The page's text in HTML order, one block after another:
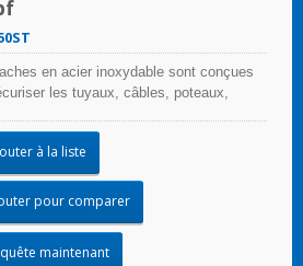
en acier inoxydable sont conçues
les tuyaux, câbles, poteaux,
difficiles peuvent nuire à
de regroupement. Utilisées là où la
les vibrations, l'altération, le
et les extrêmes de température
peuvent être utilisées dans
toutes les applications intérieures,
à la liste
pour comparer
maintenant